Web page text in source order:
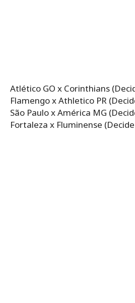
Atlético GO x Corinthians
Flamengo x Athletico PR
São Paulo x América MG
Fortaleza x Fluminense